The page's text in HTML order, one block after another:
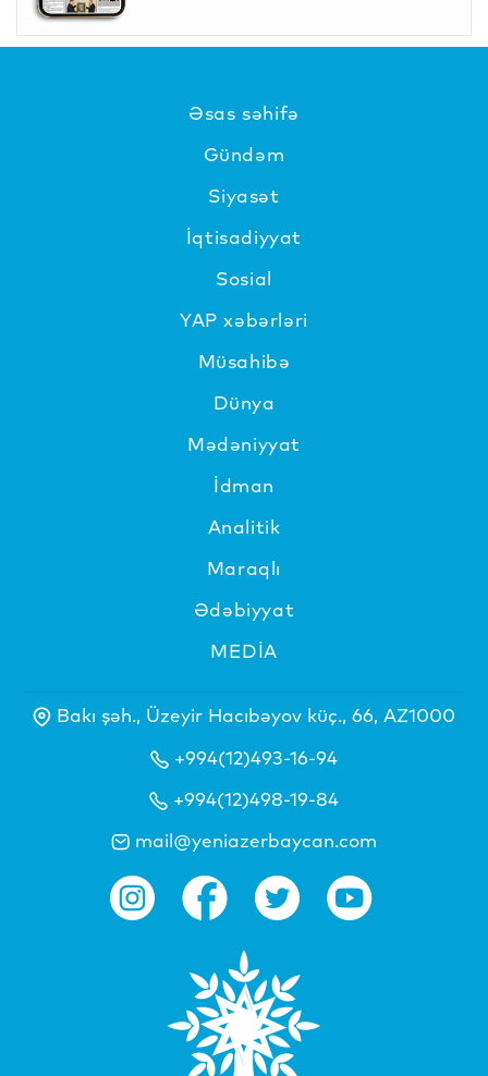
Əsas səhifə
Gündəm
Siyasət
İqtisadiyyat
Sosial
YAP xəbərləri
Müsahibə
Dünya
Mədəniyyat
İdman
Analitik
Maraqlı
Ədəbiyyat
MEDİA
Bakı şəh., Üzeyir Hacıbəyov küç., 66, AZ1000
+994(12)493-16-94
+994(12)498-19-84
mail@yeniazerbaycan.com